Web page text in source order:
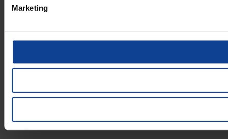
Marketing